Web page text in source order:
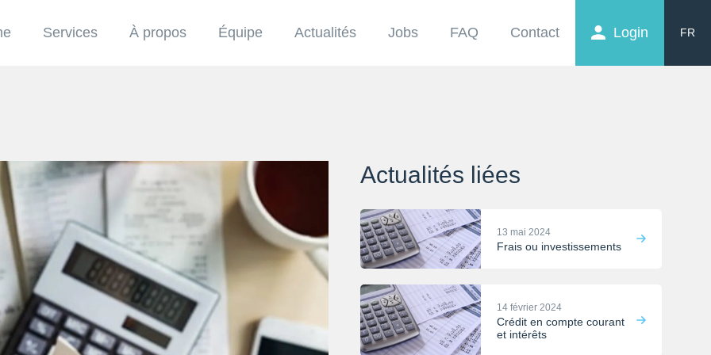
Services À propos Équipe Actualités Jobs FAQ Contact Login
FR
Actualités liées
13 mai 2024
Frais ou investissements
14 février 2024
Crédit en compte courant
et intérêts